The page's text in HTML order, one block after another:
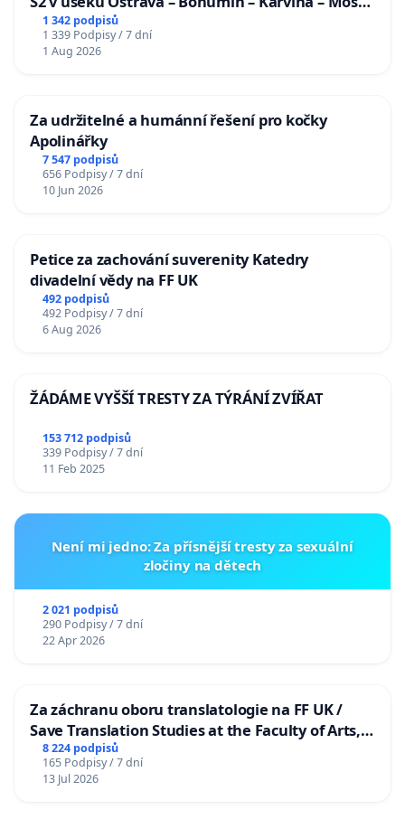
u Jablunkova
1 342 podpisů
1 339 Podpisy / 7 dní
1 Aug 2026
Za udržitelné a humánní řešení pro kočky
Apolinářky
7 547 podpisů
656 Podpisy / 7 dní
10 Jun 2026
Petice za zachování suverenity Katedry
divadelní vědy na FF UK
492 podpisů
492 Podpisy / 7 dní
6 Aug 2026
ŽÁDÁME VYŠŠÍ TRESTY ZA TÝRÁNÍ ZVÍŘAT
153 712 podpisů
339 Podpisy / 7 dní
11 Feb 2025
Není mi jedno: Za přísnější tresty za sexuální
zločiny na dětech
2 021 podpisů
290 Podpisy / 7 dní
22 Apr 2026
Za záchranu oboru translatologie na FF UK /
Save Translation Studies at the Faculty of Arts,
Charles University
8 224 podpisů
165 Podpisy / 7 dní
13 Jul 2026